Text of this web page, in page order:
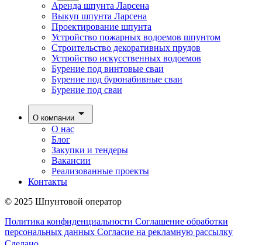
Аренда шпунта Ларсена
Выкуп шпунта Ларсена
Проектирование шпунта
Устройство пожарных водоемов шпунтом
Строительство декоративных прудов
Устройство искусственных водоемов
Бурение под винтовые сваи
Бурение под буронабивные сваи
Бурение под сваи
О компании
О нас
Блог
Закупки и тендеры
Вакансии
Реализованные проекты
Контакты
© 2025 Шпунтовой оператор
Политика конфиденциальности Соглашение обработки
персональных данных Согласие на рекламную рассылку